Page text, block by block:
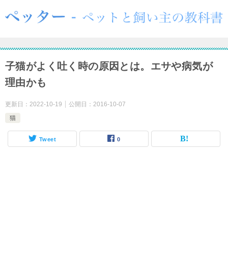
子猫がよく吐く時の原因とは。エサや病気が
理由かも
更新日： 2022-10-19 公開日： 2016-10-07
猫
Tweet 0